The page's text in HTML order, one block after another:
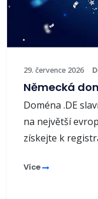
29. července 2026
Německá
Doména .DE
na největší
získejte k
Více